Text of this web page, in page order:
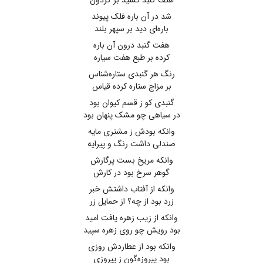
شد در آن باره فلک پیوند
باره‌ای دید بر سپهر بلند
هفت گنبد درون آن باره
کرده بر طبع هفت سیاره
رنگ هر گنبدی ستاره‌شناس
بر مزاج ستاره کرده قیاس
گنبدی کو ز قسم کیوان بود
در سیاهی چو مشک پنهان بود
وانکه بودش ز مشتری مایه
صندلی داشت رنگ و پیرایه
وانکه مریخ بست پرگارش
گوهر سرخ بود در کارش
وانکه از آفتاب داشتش خبر
زرد بود از چه؟ از حمایل زر
وانکه از زیب زهره یافت امید
بود رویش چو روی زهره سپید
وانکه بود از عطاردش روزی
بود پیروزه‌گون ز پیروزی